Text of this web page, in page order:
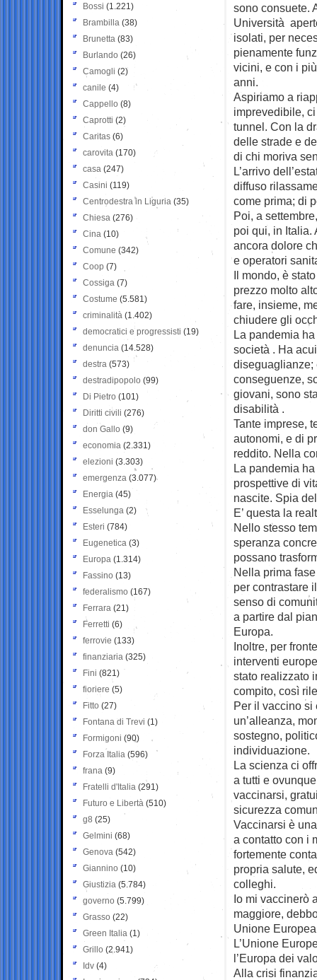
sono consuete.
Università
isolati, per
pienamente
vicini, e con i
anni.
Aspiriamo a
imprevedibile,
tunnel. Con la
delle strade e
di chi moriva
L’arrivo
diffuso
come prima; di
Poi, a
poi qui, in
ancora dolore
e operatori
Il mondo, è
prezzo molto
fare, insieme,
chiudere gli
La pandemia
società . Ha
diseguaglianze;
conseguenze,
giovani, sono
disabilità .
Tante imprese,
autonomi, e di
reddito. Nella
La pandemia
prospettive di
nascite. Spia
E’ questa la
Nello stesso
speranza
possano
Nella prima
per contrastare
senso di
a partire dal
Europa.
Inoltre, per
interventi
stato realizzato
compito, così
Per il vaccino
un’alleanza,
sostegno,
individuazione.
La scienza ci
a tutti e
vaccinarsi,
sicurezza
Vaccinarsi è
a contatto con i
fortemente
propria salute,
colleghi.
Io mi vaccinerò
maggiore,
Unione
L’Unione
l’Europa dei
Alla crisi
Bossi (1.221)
Brambilla (38)
Brunetta (83)
Burlando (26)
Camogli (2)
canile (4)
Cappello (8)
Caprotti (2)
Caritas (6)
carovita (170)
casa (247)
Casini (119)
Centrodestra in Liguria (35)
Chiesa (276)
Cina (10)
Comune (342)
Coop (7)
Cossiga (7)
Costume (5.581)
criminalità (1.402)
democratici e progressisti (19)
denuncia (14.528)
destra (573)
destradipopolo (99)
Di Pietro (101)
Diritti civili (276)
don Gallo (9)
economia (2.331)
elezioni (3.303)
emergenza (3.077)
Energia (45)
Esselunga (2)
Esteri (784)
Eugenetica (3)
Europa (1.314)
Fassino (13)
federalismo (167)
Ferrara (21)
Ferretti (6)
ferrovie (133)
finanziaria (325)
Fini (821)
fioriere (5)
Fitto (27)
Fontana di Trevi (1)
Formigoni (90)
Forza Italia (596)
frana (9)
Fratelli d'Italia (291)
Futuro e Libertà (510)
g8 (25)
Gelmini (68)
Genova (542)
Giannino (10)
Giustizia (5.784)
governo (5.799)
Grasso (22)
Green Italia (1)
Grillo (2.941)
Idv (4)